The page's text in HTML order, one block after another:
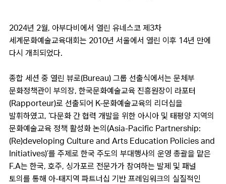
2024년 2월, 아부다비에서 열린 유네스코 제3차
세계문화예술교육대회는 2010년 서울에서 열린 이후 14년 만에
다시 개최되었다.
종합 세션 중 열린 뷰로(Bureau) 그룹 선출식에서는 문체부
문화정책관이 부의장, 한국문화예술교육 진흥원장이 라포터
(Rapporteur)로 선출되어 K-문화예술교육의 리더십을
발휘하였고, ‘다문화 간 협력 개발을 위한 아시아 및 태평양 지역의
문화예술교육 정책 활성화 논의(Asia-Pacific Partnership:
(Re)developing Culture and Arts Education Policies and
Initiatives)’를 주제로 한국 주도의 부대행사의 운영 총괄을 맡은
F.A는 한국, 호주, 싱가포르 전문가가 참여하는 발제 및 패널
토의를 통해 아-태지역 파트너십 기반 프레임워크의 실질적인